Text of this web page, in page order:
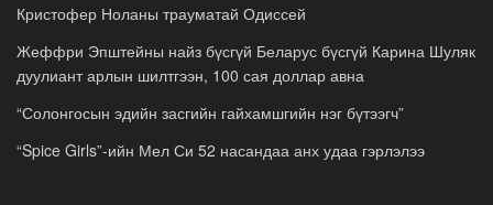
Кристофер Ноланы трауматай Одиссей
Жеффри Эпштейны найз бүсгүй Беларус бүсгүй Карина Шуляк
дуулиант арлын шилтгээн, 100 сая доллар авна
“Солонгосын эдийн засгийн гайхамшгийн нэг бүтээгч”
“Spice Girls”-ийн Мел Си 52 насандаа анх удаа гэрлэлээ